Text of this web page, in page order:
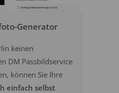
Generator
keinen
DM Passbildservice
können Sie Ihre
einfach selbst